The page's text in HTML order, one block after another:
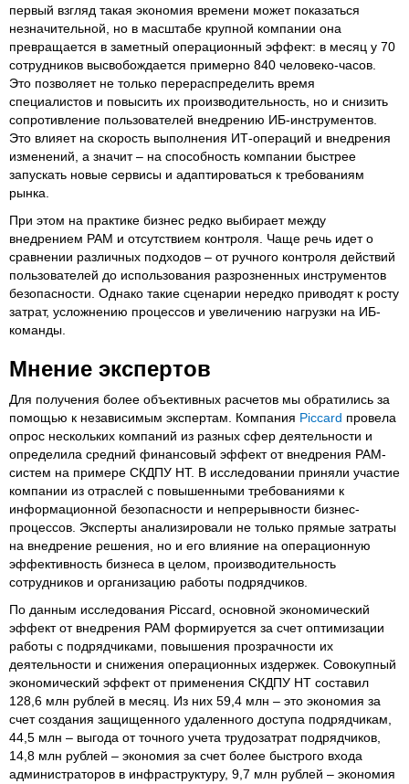
первый взгляд такая экономия времени может показаться
незначительной, но в масштабе крупной компании она
превращается в заметный операционный эффект: в месяц у 70
сотрудников высвобождается примерно 840 человеко-часов.
Это позволяет не только перераспределить время
специалистов и повысить их производительность, но и снизить
сопротивление пользователей внедрению ИБ-инструментов.
Это влияет на скорость выполнения ИТ-операций и внедрения
изменений, а значит – на способность компании быстрее
запускать новые сервисы и адаптироваться к требованиям
рынка.
При этом на практике бизнес редко выбирает между
внедрением PAM и отсутствием контроля. Чаще речь идет о
сравнении различных подходов – от ручного контроля действий
пользователей до использования разрозненных инструментов
безопасности. Однако такие сценарии нередко приводят к росту
затрат, усложнению процессов и увеличению нагрузки на ИБ-
команды.
Мнение экспертов
Для получения более объективных расчетов мы обратились за
помощью к независимым экспертам. Компания Piccard провела
опрос нескольких компаний из разных сфер деятельности и
определила средний финансовый эффект от внедрения PAM-
систем на примере СКДПУ НТ. В исследовании приняли участие
компании из отраслей с повышенными требованиями к
информационной безопасности и непрерывности бизнес-
процессов. Эксперты анализировали не только прямые затраты
на внедрение решения, но и его влияние на операционную
эффективность бизнеса в целом, производительность
сотрудников и организацию работы подрядчиков.
По данным исследования Piccard, основной экономический
эффект от внедрения PAM формируется за счет оптимизации
работы с подрядчиками, повышения прозрачности их
деятельности и снижения операционных издержек. Совокупный
экономический эффект от применения СКДПУ НТ составил
128,6 млн рублей в месяц. Из них 59,4 млн – это экономия за
счет создания защищенного удаленного доступа подрядчикам,
44,5 млн – выгода от точного учета трудозатрат подрядчиков,
14,8 млн рублей – экономия за счет более быстрого входа
администраторов в инфраструктуру, 9,7 млн рублей – экономия